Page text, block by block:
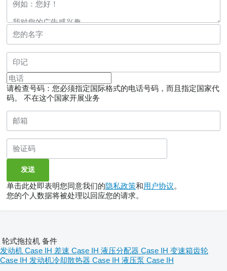
请检查号码：您必须指定国际格式的电话号码，而且指定国家代
码。
不在这个国家开展业务
单击此处即表明您同意我们的隐私政策和用户协议。
您的个人数据将被处理以回应您的请求。
轮式拖拉机 备件
发动机 Case IH 差速 Case IH 液压分配器 Case IH 变速箱齿轮
Case IH 发动机冷却散热器 Case IH 液压泵 Case IH